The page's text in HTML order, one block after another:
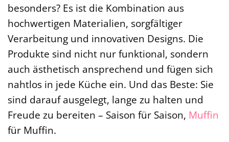
besonders? Es ist die Kombination aus
hochwertigen Materialien, sorgfältiger
Verarbeitung und innovativen Designs. Die
Produkte sind nicht nur funktional, sondern
auch ästhetisch ansprechend und fügen sich
nahtlos in jede Küche ein. Und das Beste: Sie
sind darauf ausgelegt, lange zu halten und
Freude zu bereiten – Saison für Saison, Muffin
für Muffin.